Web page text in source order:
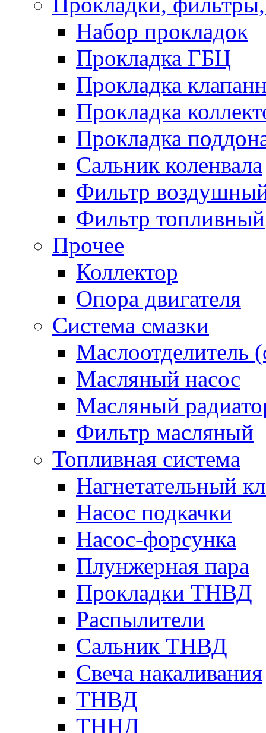
Набор прокладок
Прокладка ГБЦ
Прокладка
Прокладка
Прокладка
Сальник коленвала
Фильтр
Фильтр топливный
Прочее
Коллектор
Опора двигателя
Система смазки
Маслоотделитель
Масляный насос
Масляный
Фильтр масляный
Топливная система
Нагнетательный
Насос подкачки
Насос-форсунка
Плунжерная пара
Прокладки ТНВД
Распылители
Сальник ТНВД
Свеча накаливания
ТНВД
ТННД